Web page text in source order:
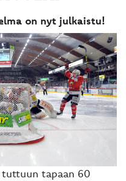
on nyt julkaistu!
tuttuun tapaan 60